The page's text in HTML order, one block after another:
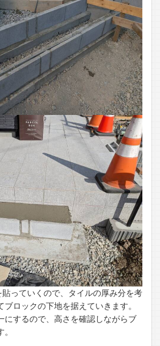
っていくので、タイルの厚み分を考
ロックの下地を据えていきます。
にするので、高さを確認しながらブ